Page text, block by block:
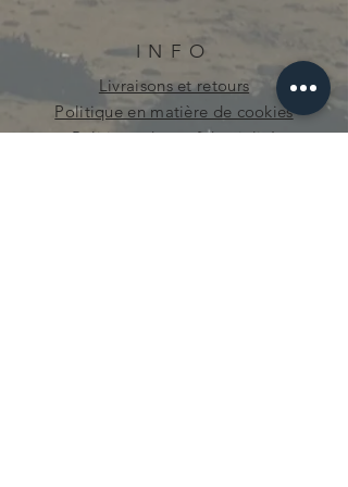
INFO
Livraisons et retours
Politique en matière de cookies
Politique de confidentialité